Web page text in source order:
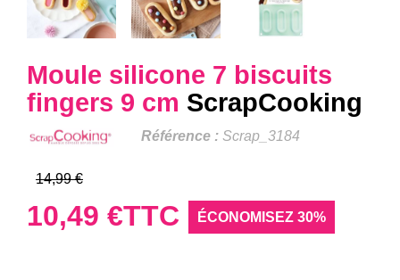
Moule silicone 7 biscuits
fingers 9 cm ScrapCooking
Référence : Scrap_3184
14,99 €
10,49 €TTC ÉCONOMISEZ 30%